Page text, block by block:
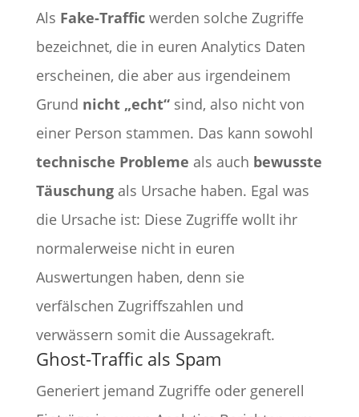
Als Fake-Trafficwerden solche Zugriffe
bezeichnet, die in euren Analytics Daten
erscheinen, die aber aus irgendeinem
Grund nicht „echt“sind, also nicht von
einer Person stammen. Das kann sowohl
technische Probleme als auch bewusste
Täuschungals Ursache haben. Egal was
die Ursache ist: Diese Zugriffe wollt ihr
normalerweise nicht in euren
Auswertungen haben, denn sie
verfälschen Zugriffszahlen und
verwässern somit die Aussagekraft.
Ghost-Traffic als Spam
Generiert jemand Zugriffe oder generell